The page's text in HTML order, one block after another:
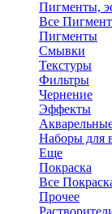
Пигменты,
Все
Пигменты
Смывки
Текстуры
Фильтры
Чернение
Эффекты
Наборы для
Еще
Покраска
Все
Прочее